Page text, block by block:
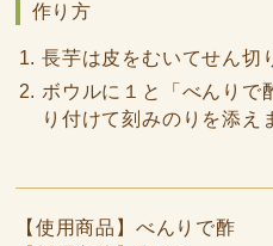
作り方
長芋は皮をむいてせん切
ボウルに１と「べんりで
り付けて刻みのりを添え
【使用商品】べんりで酢